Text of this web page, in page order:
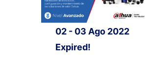
02 - 03 Ago 2022
Expired!